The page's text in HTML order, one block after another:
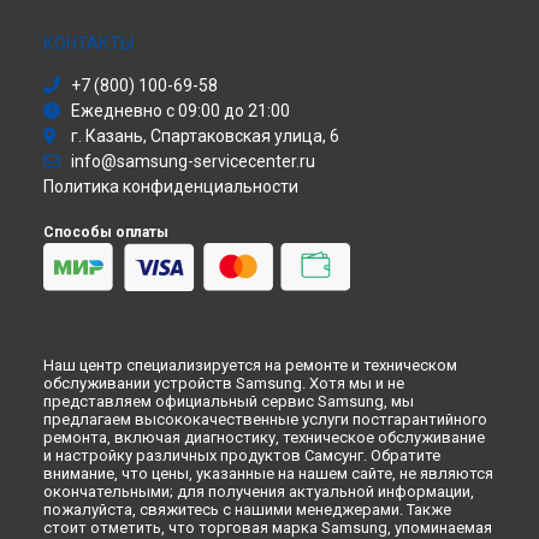
Ремонт холодильника RL-4323 EBAS Samsung в
Ульяновске
Ремонт холодильника RL-4323 EBAS Samsung в
Ремонт холодильника RL-4323 EBAS Samsung в
Ремонт холодильника RL-4323 EBAS Samsung в
Петербурге
Моноблок
Атс
Смарт-часы
Варочная панель
Посудомоечная машина
Морозильная камера
Кондиционер
Духовой шкаф
Вытяжка
КОНТАКТЫ
+7 (800) 100-69-58
Ежедневно с 09:00 до 21:00
г. Казань, Спартаковская улица, 6
info@samsung-servicecenter.ru
Политика конфиденциальности
Способы оплаты
Наш центр специализируется на ремонте и техническом
обслуживании устройств Samsung. Хотя мы и не
представляем официальный сервис Samsung, мы
предлагаем высококачественные услуги постгарантийного
ремонта, включая диагностику, техническое обслуживание
и настройку различных продуктов Самсунг. Обратите
внимание, что цены, указанные на нашем сайте, не являются
окончательными; для получения актуальной информации,
пожалуйста, свяжитесь с нашими менеджерами. Также
стоит отметить, что торговая марка Samsung, упоминаемая